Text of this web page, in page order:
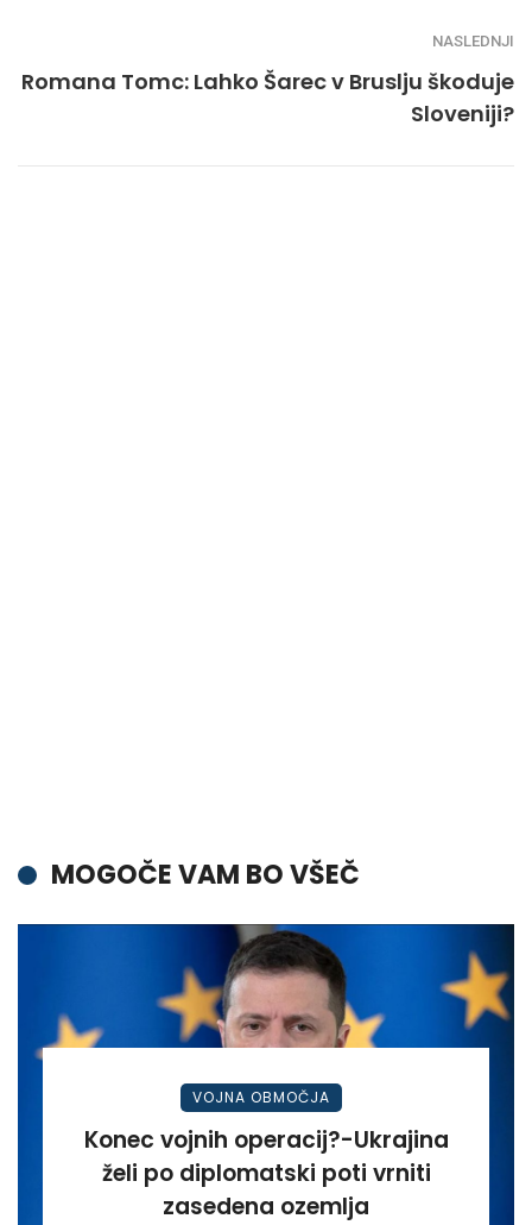
NASLEDNJI
Romana Tomc: Lahko Šarec v Bruslju škoduje
Sloveniji?
MOGOČE VAM BO VŠEČ
VOJNA OBMOČJA
Konec vojnih operacij?-Ukrajina
želi po diplomatski poti vrniti
zasedena ozemlja